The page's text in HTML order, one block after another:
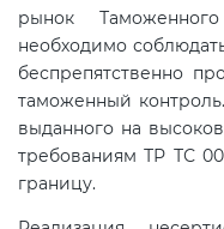
рынок
необходимо
беспрепятственно
таможенный
выданного на
требованиям ТР ТС
границу.
Сертификация
товаров
Сертификация